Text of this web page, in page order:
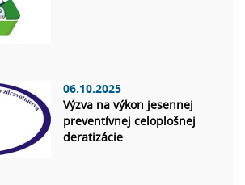
06.10.2025
Výzva na výkon jesennej
preventívnej celoplošnej
deratizácie